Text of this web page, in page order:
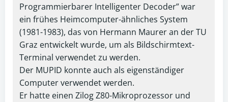
Programmierbarer Intelligenter Decoder” war
ein frühes Heimcomputer-ähnliches System
(1981-1983), das von Hermann Maurer an der TU
Graz entwickelt wurde, um als Bildschirmtext-
Terminal verwendet zu werden.
Der MUPID konnte auch als eigenständiger
Computer verwendet werden.
Er hatte einen Zilog Z80-Mikroprozessor und